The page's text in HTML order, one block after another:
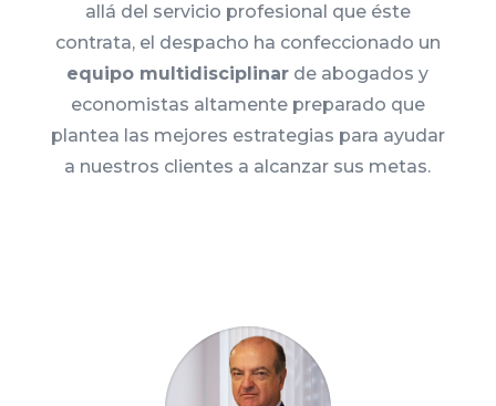
allá del servicio profesional que éste
contrata, el despacho ha confeccionado un
equipo multidisciplinar de abogados y
economistas altamente preparado que
plantea las mejores estrategias para ayudar
a nuestros clientes a alcanzar sus metas.